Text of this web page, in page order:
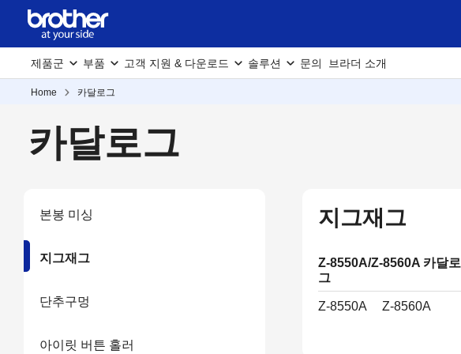
제품군 부품 고객 지원 & 다운로드 솔루션 문의 브라더 소개
Home 카달로그
카달로그
본봉 미싱
지그재그
단추구멍
아이릿 버튼 홀러
지그재그
Z-8550A/Z-8560A 카달로
그
Z-8550A Z-8560A